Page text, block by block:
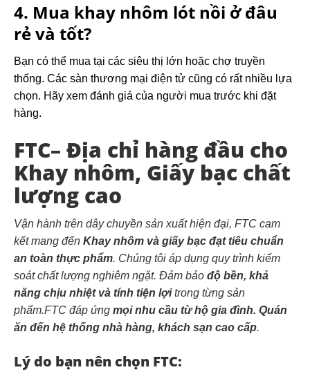
4. Mua khay nhôm lót nồi ở đâu
rẻ và tốt?
Bạn có thể mua tại các siêu thị lớn hoặc chợ truyền
thống. Các sàn thương mại điện tử cũng có rất nhiều lựa
chọn. Hãy xem đánh giá của người mua trước khi đặt
hàng.
FTC– Địa chỉ hàng đầu cho
Khay nhôm, Giấy bạc chất
lượng cao
Vận hành trên dây chuyền sản xuất hiện đại, FTC cam
kết mang đến Khay nhôm và giấy bạc đạt tiêu chuẩn
an toàn thực phẩm. Chúng tôi áp dụng quy trình kiểm
soát chất lượng nghiêm ngặt. Đảm bảo độ bền, khả
năng chịu nhiệt và tính tiện lợitrong từng sản
phẩm.FTC đáp ứng mọi nhu cầu từ hộ gia đình. Quán
ăn đến hệ thống nhà hàng, khách sạn cao cấp.
Lý do bạn nên chọn FTC: